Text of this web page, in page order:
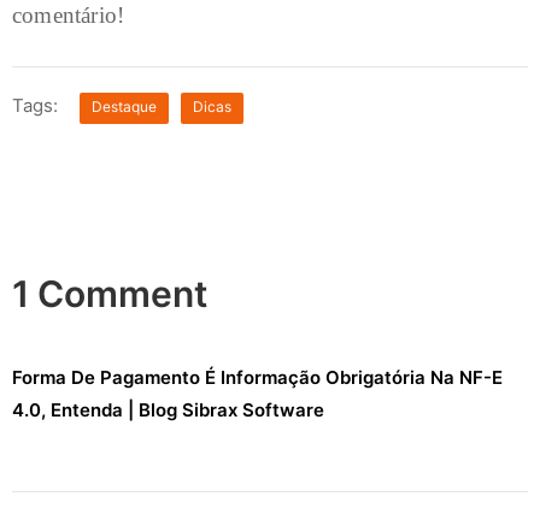
comentário!
Tags: Destaque Dicas
1 Comment
Forma De Pagamento É Informação Obrigatória Na NF-E
4.0, Entenda | Blog Sibrax Software